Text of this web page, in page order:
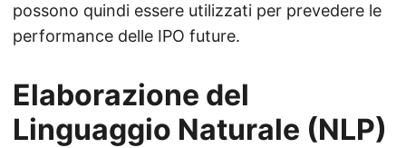
possono quindi essere utilizzati per prevedere le
performance delle IPO future.
Elaborazione del
Linguaggio Naturale (NLP)